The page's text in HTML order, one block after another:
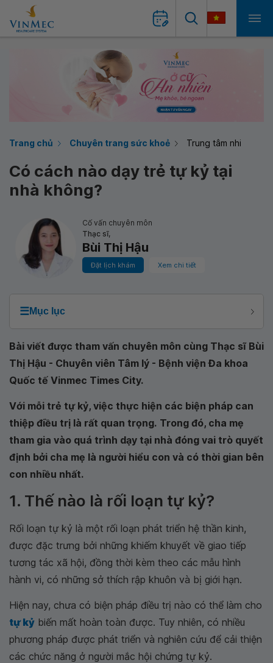
Trang chủ Chuyên trang sức khoẻ Trung tâm nhi
Có cách nào dạy trẻ tự kỷ tại
nhà không?
Cố vấn chuyên môn
Thạc sĩ,
Bùi Thị Hậu
Đặt lịch khám Xem chi tiết
☰Mục lục
Bài viết được tham vấn chuyên môn cùng Thạc sĩ Bùi
Thị Hậu - Chuyên viên Tâm lý - Bệnh viện Đa khoa
Quốc tế Vinmec Times City.
Với mỗi trẻ tự kỷ, việc thực hiện các biện pháp can
thiệp điều trị là rất quan trọng. Trong đó, cha mẹ
tham gia vào quá trình dạy tại nhà đóng vai trò quyết
định bởi cha mẹ là người hiểu con và có thời gian bên
con nhiều nhất.
1. Thế nào là rối loạn tự kỷ?
Rối loạn tự kỷ là một rối loạn phát triển hệ thần kinh,
được đặc trưng bởi những khiếm khuyết về giao tiếp
tương tác xã hội, đồng thời kèm theo các mẫu hình
hành vi, có những sở thích rập khuôn và bị giới hạn.
Hiện nay, chưa có biện pháp điều trị nào có thể làm cho
tự kỷ biến mất hoàn toàn được. Tuy nhiên, có nhiều
phương pháp được phát triển và nghiên cứu để cải thiện
các chức năng ở người mắc hội chứng tự kỷ.